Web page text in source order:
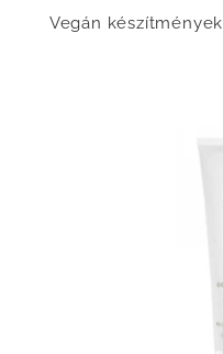
Vegán készítmények